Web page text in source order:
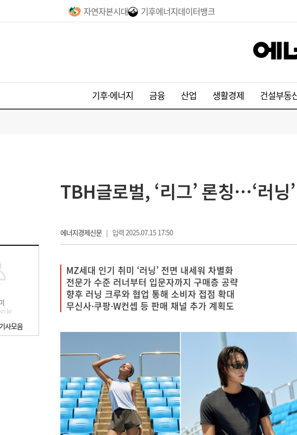
자연자본시대 기후에너지데이터뱅크
기후·에너지 금융 산업 생활경제 건설부동
사모음
TBH글로벌, ‘리그’ 론칭…‘러닝
에너지경제신문| 입력 2025.07.15 17:50
MZ세대 인기 취미 ‘러닝’ 전면 내세워 차별화
전문가 수준 러너부터 입문자까지 구매층 공략
향후 러닝 크루와 협업 통해 소비자 접점 확대
무신사·쿠팡·W컨셉 등 판매 채널 추가 계획도